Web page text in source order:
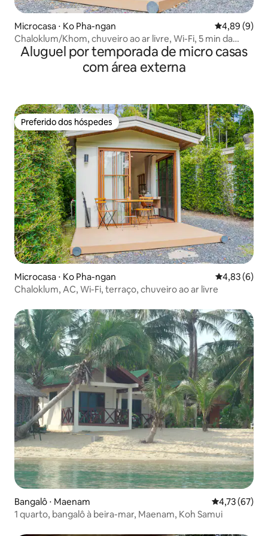
Microcasa ⋅ Ko Pha-ngan 4,89 de uma
4,89 (9)
Chaloklum/Khom, chuveiro ao ar livre, Wi-Fi, 5 min da
praia
Aluguel por temporada de micro casas
com área externa
Preferido dos hóspedes
Preferido dos hóspedes
Microcasa ⋅ Ko Pha-ngan 4,83 de uma
4,83 (6)
Chaloklum, AC, Wi-Fi, terraço, chuveiro ao ar livre
Bangalô ⋅ Maenam 4,73 de uma
4,73 (67)
1 quarto, bangalô à beira-mar, Maenam, Koh Samui